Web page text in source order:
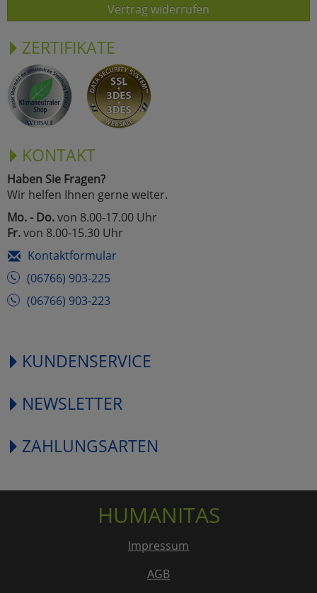
Vertrag widerrufen
ZERTIFIKATE
KONTAKT
Haben Sie Fragen?
Wir helfen Ihnen gerne weiter.
Mo. - Do.von 8.00-17.00 Uhr
Fr.von 8.00-15.30 Uhr
Kontaktformular
(06766) 903-225
(06766) 903-223
KUNDENSERVICE
NEWSLETTER
ZAHLUNGSARTEN
HUMANITAS
Impressum
AGB